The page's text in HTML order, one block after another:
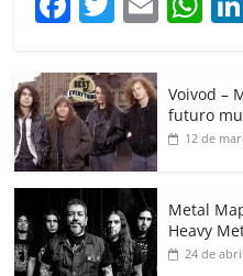
c
e
b
o
o
k
itt
er
ai at
s
A
p
Voivod –
futuro
12 de
Metal
Heavy
24 de